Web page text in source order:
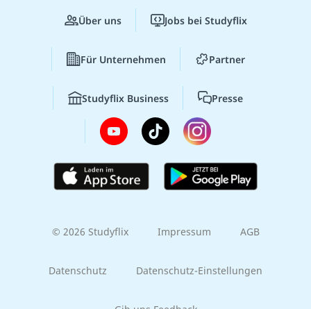
Über uns Jobs bei Studyflix
Für Unternehmen Partner
Studyflix Business Presse
© 2026 Studyflix Impressum AGB
Datenschutz Datenschutz-Einstellungen